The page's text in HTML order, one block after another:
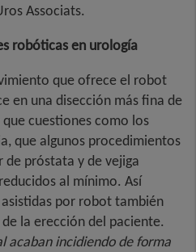
Associats.
robóticas en urología
que ofrece el robot
en una disección más fina de
cuestiones como los
que algunos procedimientos
de próstata y de vejiga
al mínimo. Así
por robot también
la erección del paciente.
acaban incidiendo de forma